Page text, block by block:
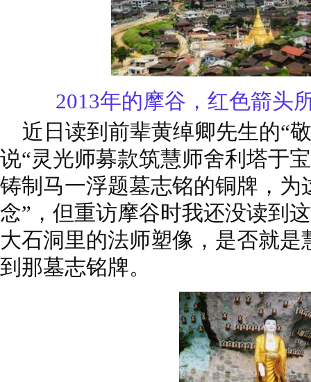
2013年的摩谷，红色箭头
近日读到前辈黄绰卿先生的“
说“灵光师募款筑慧师舍利塔于
铸制马一浮题墓志铭的铜牌，为
念”，但重访摩谷时我还没读到
大石洞里的法师塑像，是否就
到那墓志铭牌。